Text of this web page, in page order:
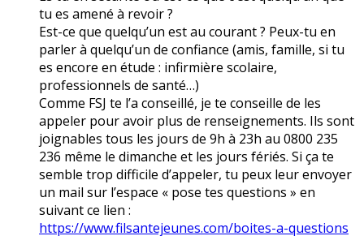
tu es amené à revoir ?
Est-ce que quelqu’un est au courant ? Peux-tu en
parler à quelqu’un de confiance (amis, famille, si tu
es encore en étude : infirmière scolaire,
professionnels de santé…)
Comme FSJ te l’a conseillé, je te conseille de les
appeler pour avoir plus de renseignements. Ils sont
joignables tous les jours de 9h à 23h au 0800 235
236 même le dimanche et les jours fériés. Si ça te
semble trop difficile d’appeler, tu peux leur envoyer
un mail sur l’espace « pose tes questions » en
suivant ce lien :
https://www.filsantejeunes.com/boites-a-questions